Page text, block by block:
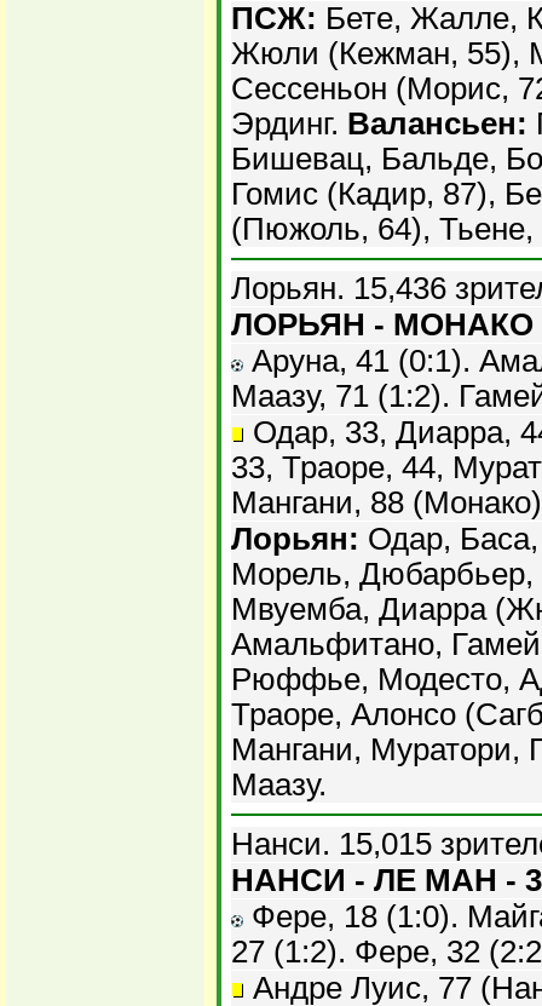
ПСЖ: Бете, Жалле,
Жюли (Кежман, 55),
Сессеньон (Морис,
Эрдинг. Валансьен:
Бишевац, Бальде,
Гомис (Кадир, 87),
(Пюжоль, 64),
Лорьян. 15,436
ЛОРЬЯН - МОНАКО
Аруна, 41 (0:1).
Маазу, 71 (1:2).
Одар, 33, Диарра,
33, Траоре, 44,
Мангани, 88
Лорьян: Одар,
Морель, Дюбарбьер,
Мвуемба, Диарра
Амальфитано,
Рюффье, Модесто,
Траоре, Алонсо
Мангани, Муратори,
Маазу.
Нанси. 15,015
НАНСИ - ЛЕ МАН -
Фере, 18 (1:0).
27 (1:2). Фере, 32
Андре Луис, 77